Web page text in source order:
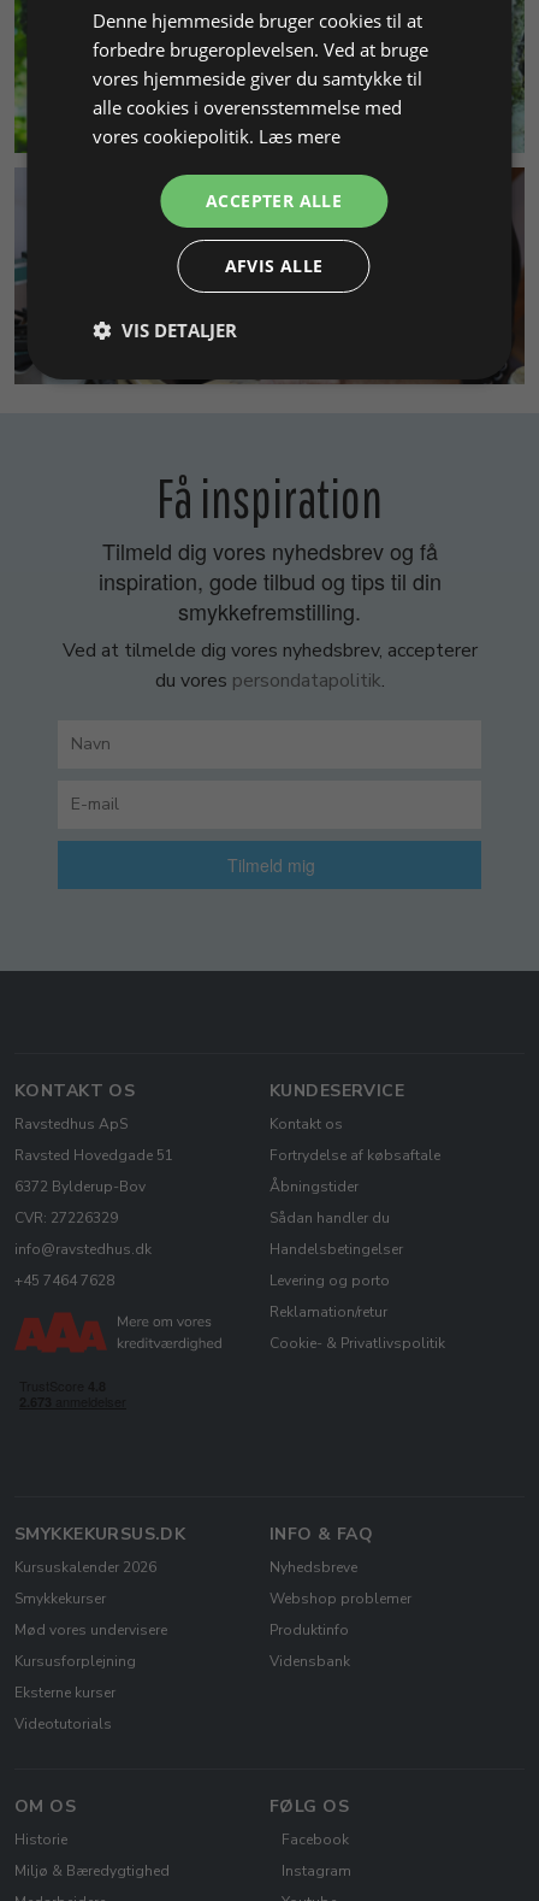
MILJØ & BÆREDYGTIGHED
SMYKKEKURSER
Få inspiration
Tilmeld dig vores nyhedsbrev og få
inspiration, gode tilbud og tips til din
smykkefremstilling.
Ved at tilmelde dig vores nyhedsbrev, accepterer
du vores persondatapolitik.
Tilmeld mig
KONTAKT OS
Ravstedhus ApS
Ravsted Hovedgade 51
6372 Bylderup-Bov
CVR: 27226329
info@ravstedhus.dk
+45 7464 7628
KUNDESERVICE
Kontakt os
Fortrydelse af købsaftale
Åbningstider
Sådan handler du
Handelsbetingelser
Levering og porto
Reklamation/retur
Cookie- & Privatlivspolitik
SMYKKEKURSUS.DK
Kursuskalender 2026
Smykkekurser
Mød vores undervisere
Kursusforplejning
Eksterne kurser
Videotutorials
INFO & FAQ
Nyhedsbreve
Webshop problemer
Produktinfo
Vidensbank
OM OS
Historie
Miljø & Bæredygtighed
FØLG OS
Facebook
Instagram
Denne hjemmeside bruger cookies til at
forbedre brugeroplevelsen. Ved at bruge
vores hjemmeside giver du samtykke til
alle cookies i overensstemmelse med
vores cookiepolitik. Læs mere
ACCEPTER ALLE
AFVIS ALLE
VIS DETALJER